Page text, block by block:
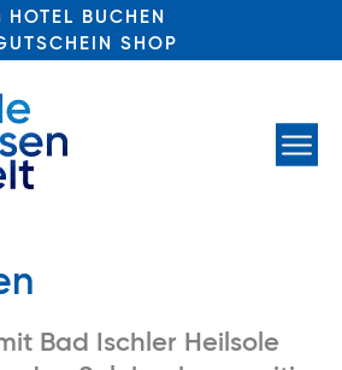
HOTEL BUCHEN
SHOP
Bad Ischler Heilsole
HOTEL BUCHEN
SHOP